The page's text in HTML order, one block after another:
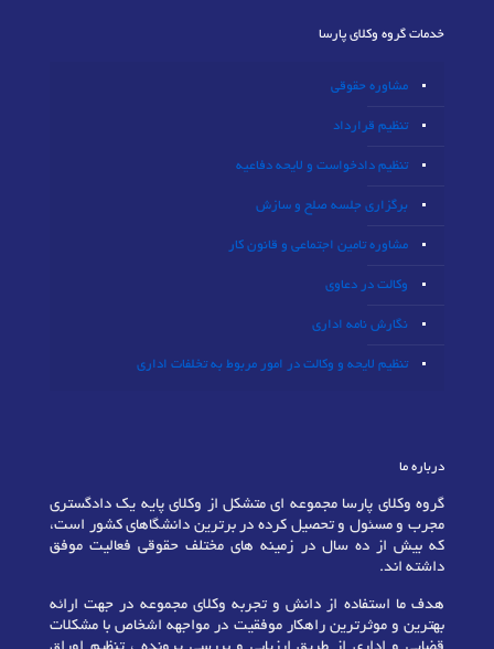
خدمات گروه وکلای پارسا
مشاوره حقوقی
تنظیم قرارداد
تنظیم دادخواست و لایحه دفاعیه
برگزاری جلسه صلح و سازش
مشاوره تامین اجتماعی و قانون کار
وکالت در دعاوی
نگارش نامه اداری
تنظیم لایحه و وکالت در امور مربوط به تخلفات اداری
درباره ما
گروه وکلای پارسا مجموعه ای متشکل از وکلای پایه یک دادگستری
مجرب و مسئول و تحصیل کرده در برترین دانشگاهای کشور است،
که بیش از ده سال در زمینه های مختلف حقوقی فعالیت موفق
داشته اند.
هدف ما استفاده از دانش و تجربه وکلای مجموعه در جهت ارائه
بهترین و موثرترین راهکار موفقیت در مواجهه اشخاص با مشکلات